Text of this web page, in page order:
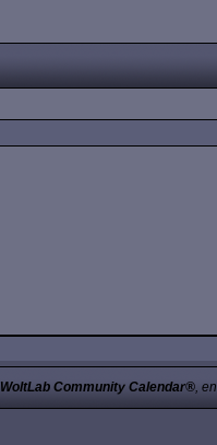
WoltLab Community Calendar®,